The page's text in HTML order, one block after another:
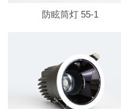
防眩筒灯 55-1